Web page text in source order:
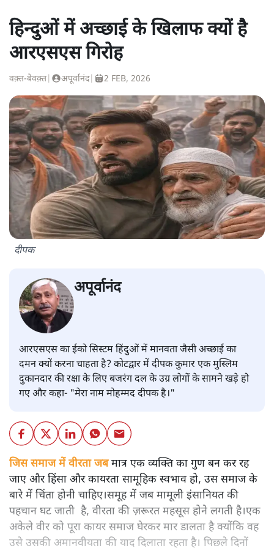
हिन्दुओं में अच्छाई के खिलाफ क्यों है
आरएसएस गिरोह
वक़्त-बेवक़्त अपूर्वानंद| 2 FEB, 2026
दीपक
अपूर्वानंद
आरएसएस का ईको सिस्टम हिंदुओं में मानवता जैसी अच्छाई का
दमन क्यों करना चाहता है? कोटद्वार में दीपक कुमार एक मुस्लिम
दुकानदार की रक्षा के लिए बजरंग दल के उग्र लोगों के सामने खड़े हो
गए और कहा- "मेरा नाम मोहम्मद दीपक है।"
जिस समाज में वीरता जबमात्र एक व्यक्ति का गुण बन कर रह
जाए और हिंसा और कायरता सामूहिक स्वभाव हो, उस समाज के
बारे में चिंता होनी चाहिए।समूह में जब मामूली इंसानियत की
पहचान घट जाती है, वीरता की ज़रूरत महसूस होने लगती है।एक
अकेले वीर को पूरा कायर समाज घेरकर मार डालता है क्योंकि वह
उसे उसकी अमानवीयता की याद दिलाता रहता है। पिछले दिनों